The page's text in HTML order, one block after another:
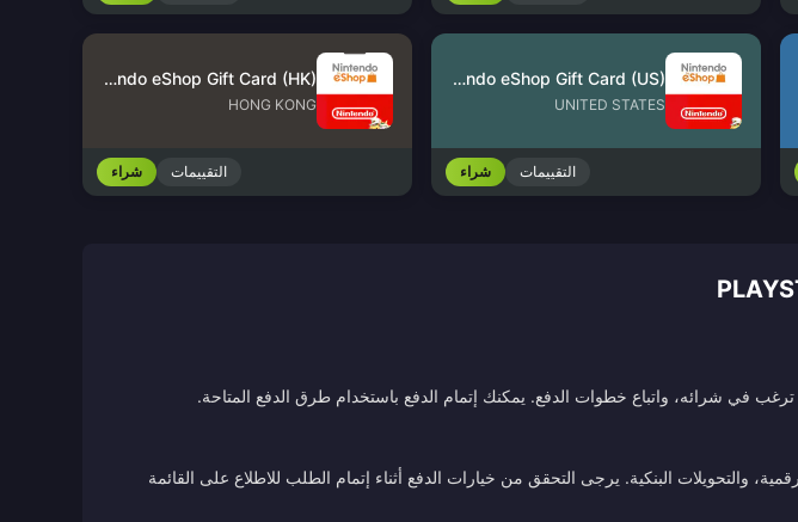
Nintendo eShop Gift Card (US)
UNITED STATES
التقييمات شراء
Nintendo eShop Gift Card (HK)
HONG KONG
التقييمات شراء
في شرائه، واتباع خطوات الدفع. يمكنك إتمام الدفع باستخدام طرق الدفع المتاحة.
والتحويلات البنكية. يرجى التحقق من خيارات الدفع أثناء إتمام الطلب للاطلاع على القائمة